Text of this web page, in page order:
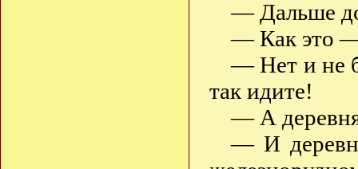
— Дальше
— Как это
— Нет и не
так идите!
— А
— И